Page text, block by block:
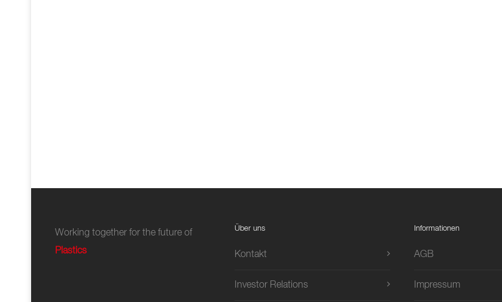
Working together for the future of
Plastics
Über uns
Kontakt
Investor Relations
Informationen
AGB
Impressum